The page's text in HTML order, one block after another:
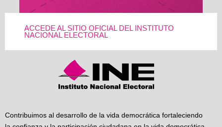
ACCEDE AL SITIO OFICIAL DEL INSTITUTO
NACIONAL ELECTORAL
Contribuimos al desarrollo de la vida democrática fortaleciendo